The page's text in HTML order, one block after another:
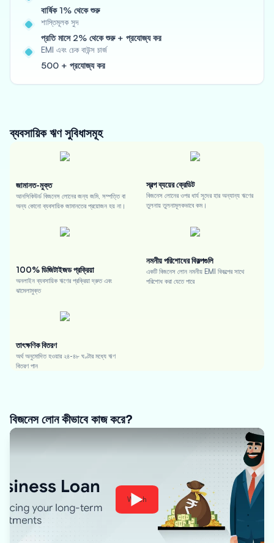
বার্ষিক 1% থেকে শুরু
শাস্তিমূলক সুদ
প্রতি মাসে 2% থেকে শুরু + প্রযোজ্য কর
EMI এবং চেক বাউন্স চার্জ
500 + প্রযোজ্য কর
ব্যবসায়িক ঋণসুবিধাসমূহ
জামানত-মুক্ত
আনসিকিউর্ড বিজনেস লোনের জন্য জমি, সম্পত্তি বা
অন্য কোনো ব্যবসায়িক জামানতের প্রয়োজন হয় না।
স্বল্প ব্যয়ের ক্রেডিট
বিজনেস লোনের ওপর ধার্য সুদের হার অন্যান্য ঋণের
তুলনায় তুলনামূলকভাবে কম।
100% ডিজিটাইজড প্রক্রিয়া
অনলাইন ব্যবসায়িক ঋণের প্রক্রিয়া দ্রুত এবং
ঝামেলামুক্ত
নমনীয় পরিশোধের বিকল্পগুলি
একটি বিজনেস লোন নমনীয় EMI বিকল্পের সাথে
পরিশোধ করা যেতে পারে
তাৎক্ষণিক বিতরণ
অর্থ অনুমোদিত হওয়ার ২৪-৪৮ ঘণ্টার মধ্যে ঋণ
বিতরণ পান
বিজনেস লোন কীভাবে কাজ করে?
Watch